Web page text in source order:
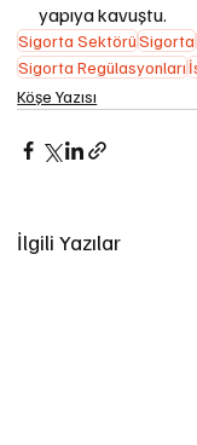
yapıya kavuştu.
Sigorta SektörüSigorta
Sigorta Regülasyonları
Köşe Yazısı
İlgili Yazılar